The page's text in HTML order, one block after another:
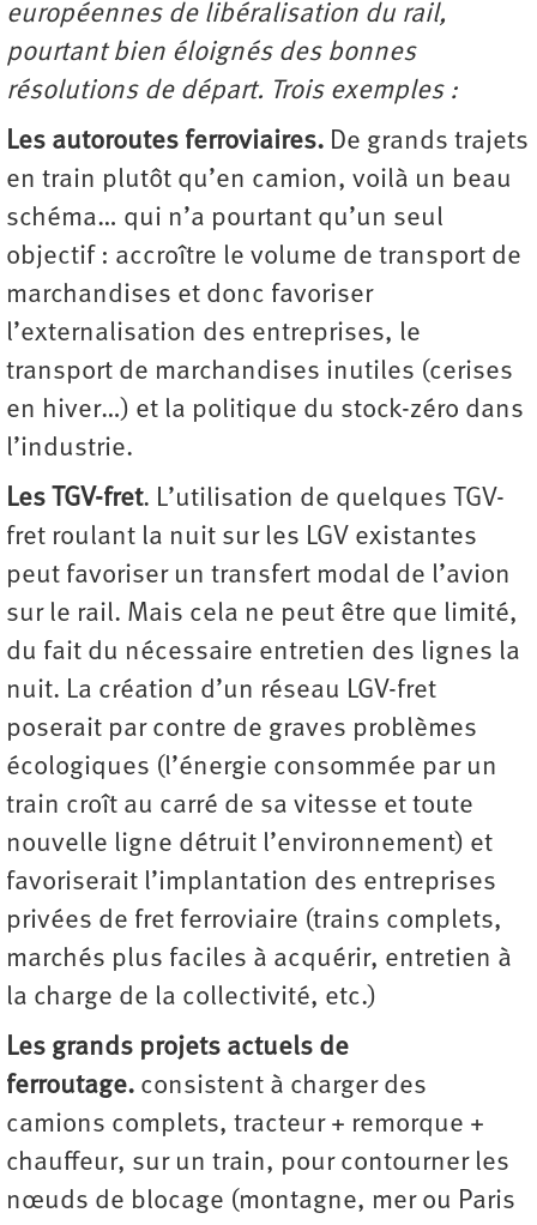
européennes de libéralisation du rail,
pourtant bien éloignés des bonnes
résolutions de départ. Trois exemples :
Les autoroutes ferroviaires. De grands trajets
en train plutôt qu’en camion, voilà un beau
schéma… qui n’a pourtant qu’un seul
objectif : accroître le volume de transport de
marchandises et donc favoriser
l’externalisation des entreprises, le
transport de marchandises inutiles (cerises
en hiver…) et la politique du stock-zéro dans
l’industrie.
Les TGV-fret. L’utilisation de quelques TGV-
fret roulant la nuit sur les LGV existantes
peut favoriser un transfert modal de l’avion
sur le rail. Mais cela ne peut être que limité,
du fait du nécessaire entretien des lignes la
nuit. La création d’un réseau LGV-fret
poserait par contre de graves problèmes
écologiques (l’énergie consommée par un
train croît au carré de sa vitesse et toute
nouvelle ligne détruit l’environnement) et
favoriserait l’implantation des entreprises
privées de fret ferroviaire (trains complets,
marchés plus faciles à acquérir, entretien à
la charge de la collectivité, etc.)
Les grands projets actuels de
ferroutage. consistent à charger des
camions complets, tracteur + remorque +
chauffeur, sur un train, pour contourner les
nœuds de blocage (montagne, mer ou Paris